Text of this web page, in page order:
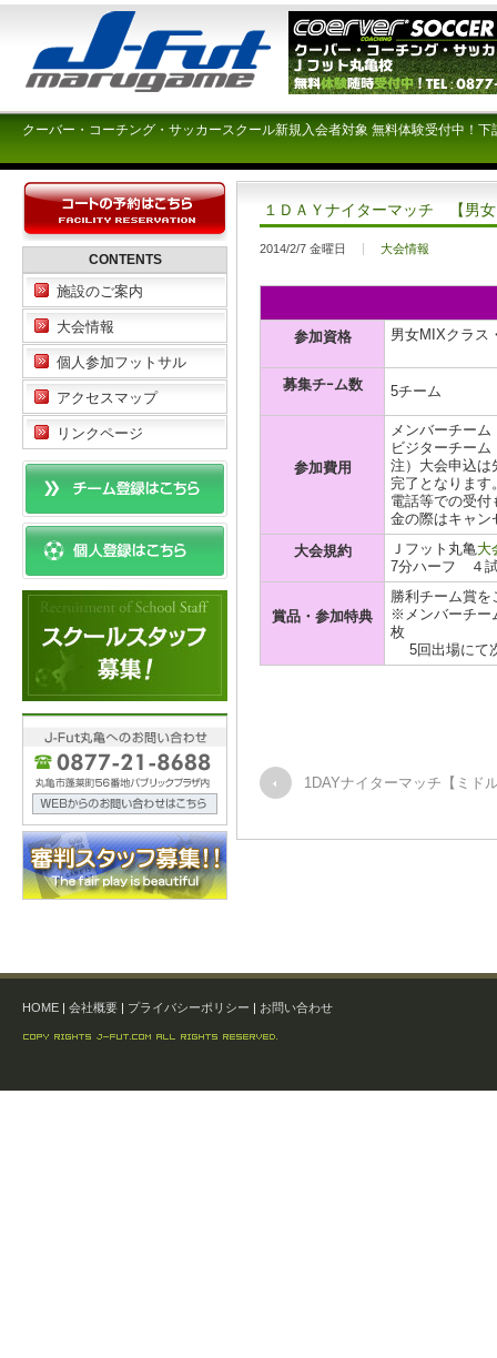
クーバー・コーチング・サッカースクール新規入会者対象 無料体験受付中！
１ＤＡＹナイターマッチ 【男
2014/2/7 金曜日 大会情報
参加資格
男女MIXクラス
募集チｰム数
5チーム
参加費用
メンバーチー
ビジターチー
注）大会申込は
完了となります
電話等での受
金の際はキャン
大会規約
Ｊフット丸亀 大
7分ハーフ ４
賞品・参加特典
勝利チーム賞
※メンバーチー
枚
5回出場にて
1DAYナイターマッチ【ミド
CONTENTS
施設のご案内
大会情報
個人参加フットサル
アクセスマップ
リンクページ
HOME | 会社概要 | プライバシーポリシー | お問い合わせ